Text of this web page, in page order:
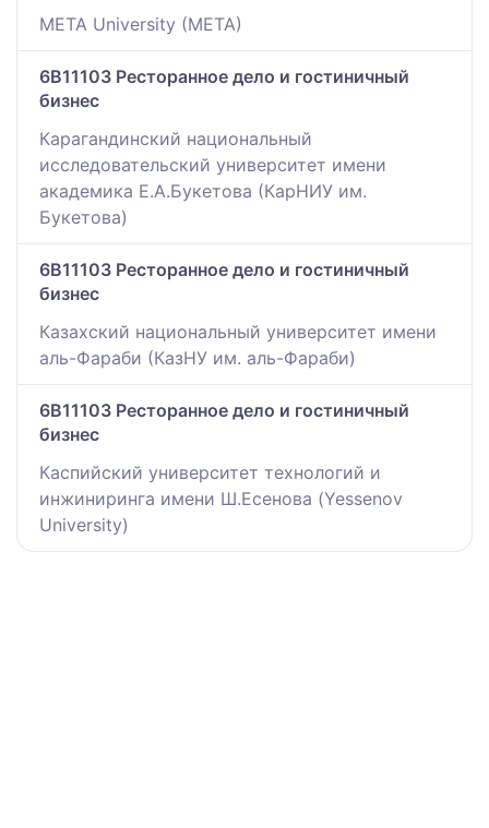
META University (META)
6B11103 Ресторанное дело и гостиничный
бизнес
Карагандинский национальный
исследовательский университет имени
академика Е.А.Букетова (КарНИУ им.
Букетова)
6B11103 Ресторанное дело и гостиничный
бизнес
Казахский национальный университет имени
аль-Фараби (КазНУ им. аль-Фараби)
6B11103 Ресторанное дело и гостиничный
бизнес
Каспийский университет технологий и
инжиниринга имени Ш.Есенова (Yessenov
University)